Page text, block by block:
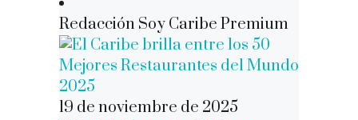
Redacción Soy Caribe Premium
19 de noviembre de 2025